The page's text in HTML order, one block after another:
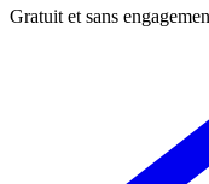
Gratuit et sans